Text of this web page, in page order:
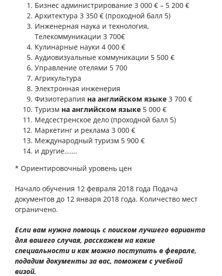
Бизнес администрирование 3 000 € – 5 200 €
Архитектура 3 350 € (проходной балл 5)
Инженерная наука и технология,
Телекоммуникации 3 700€
Кулинарные науки 4 000 €
Аудиовизуальные коммуникации 5 500 €
Управление отелями 5 700
Агрикультура
Электронная инженерия
Физиотерапия на английском языке 3 700 €
Туризм на английском языке 5 000 €
Медсестренское дело (проходной балл 5)
Маркетинг и реклама 3 000 €
Международный туризм 5 900 €
и другие…….
* Ориентировочный уровень цен
Начало обучения 12 февраля 2018 года Подача
документов до 12 января 2018 года. Количество мест
ограничено.
Если вам нужна помощь с поиском лучшего варианта
для вашего случая, расскажем на какие
специальности и как можно поступить в феврале,
подадим документы за вас, поможем с учебной
визой.